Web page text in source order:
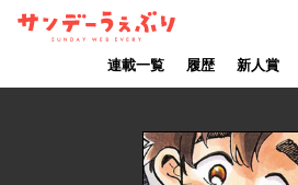
サンデーうぇ
連載一覧 履歴 新人賞